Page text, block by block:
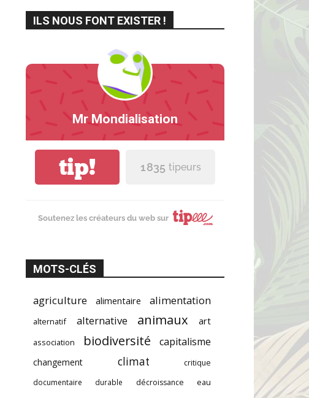
ILS NOUS FONT EXISTER !
Mr Mondialisation
tip! 1 835 tipeurs
Soutenez les créateurs du web sur
MOTS-CLÉS
agriculture alimentaire alimentation
alternatif alternative animaux art
association biodiversité capitalisme
changement climat
critique
documentaire
durable décroissance eau